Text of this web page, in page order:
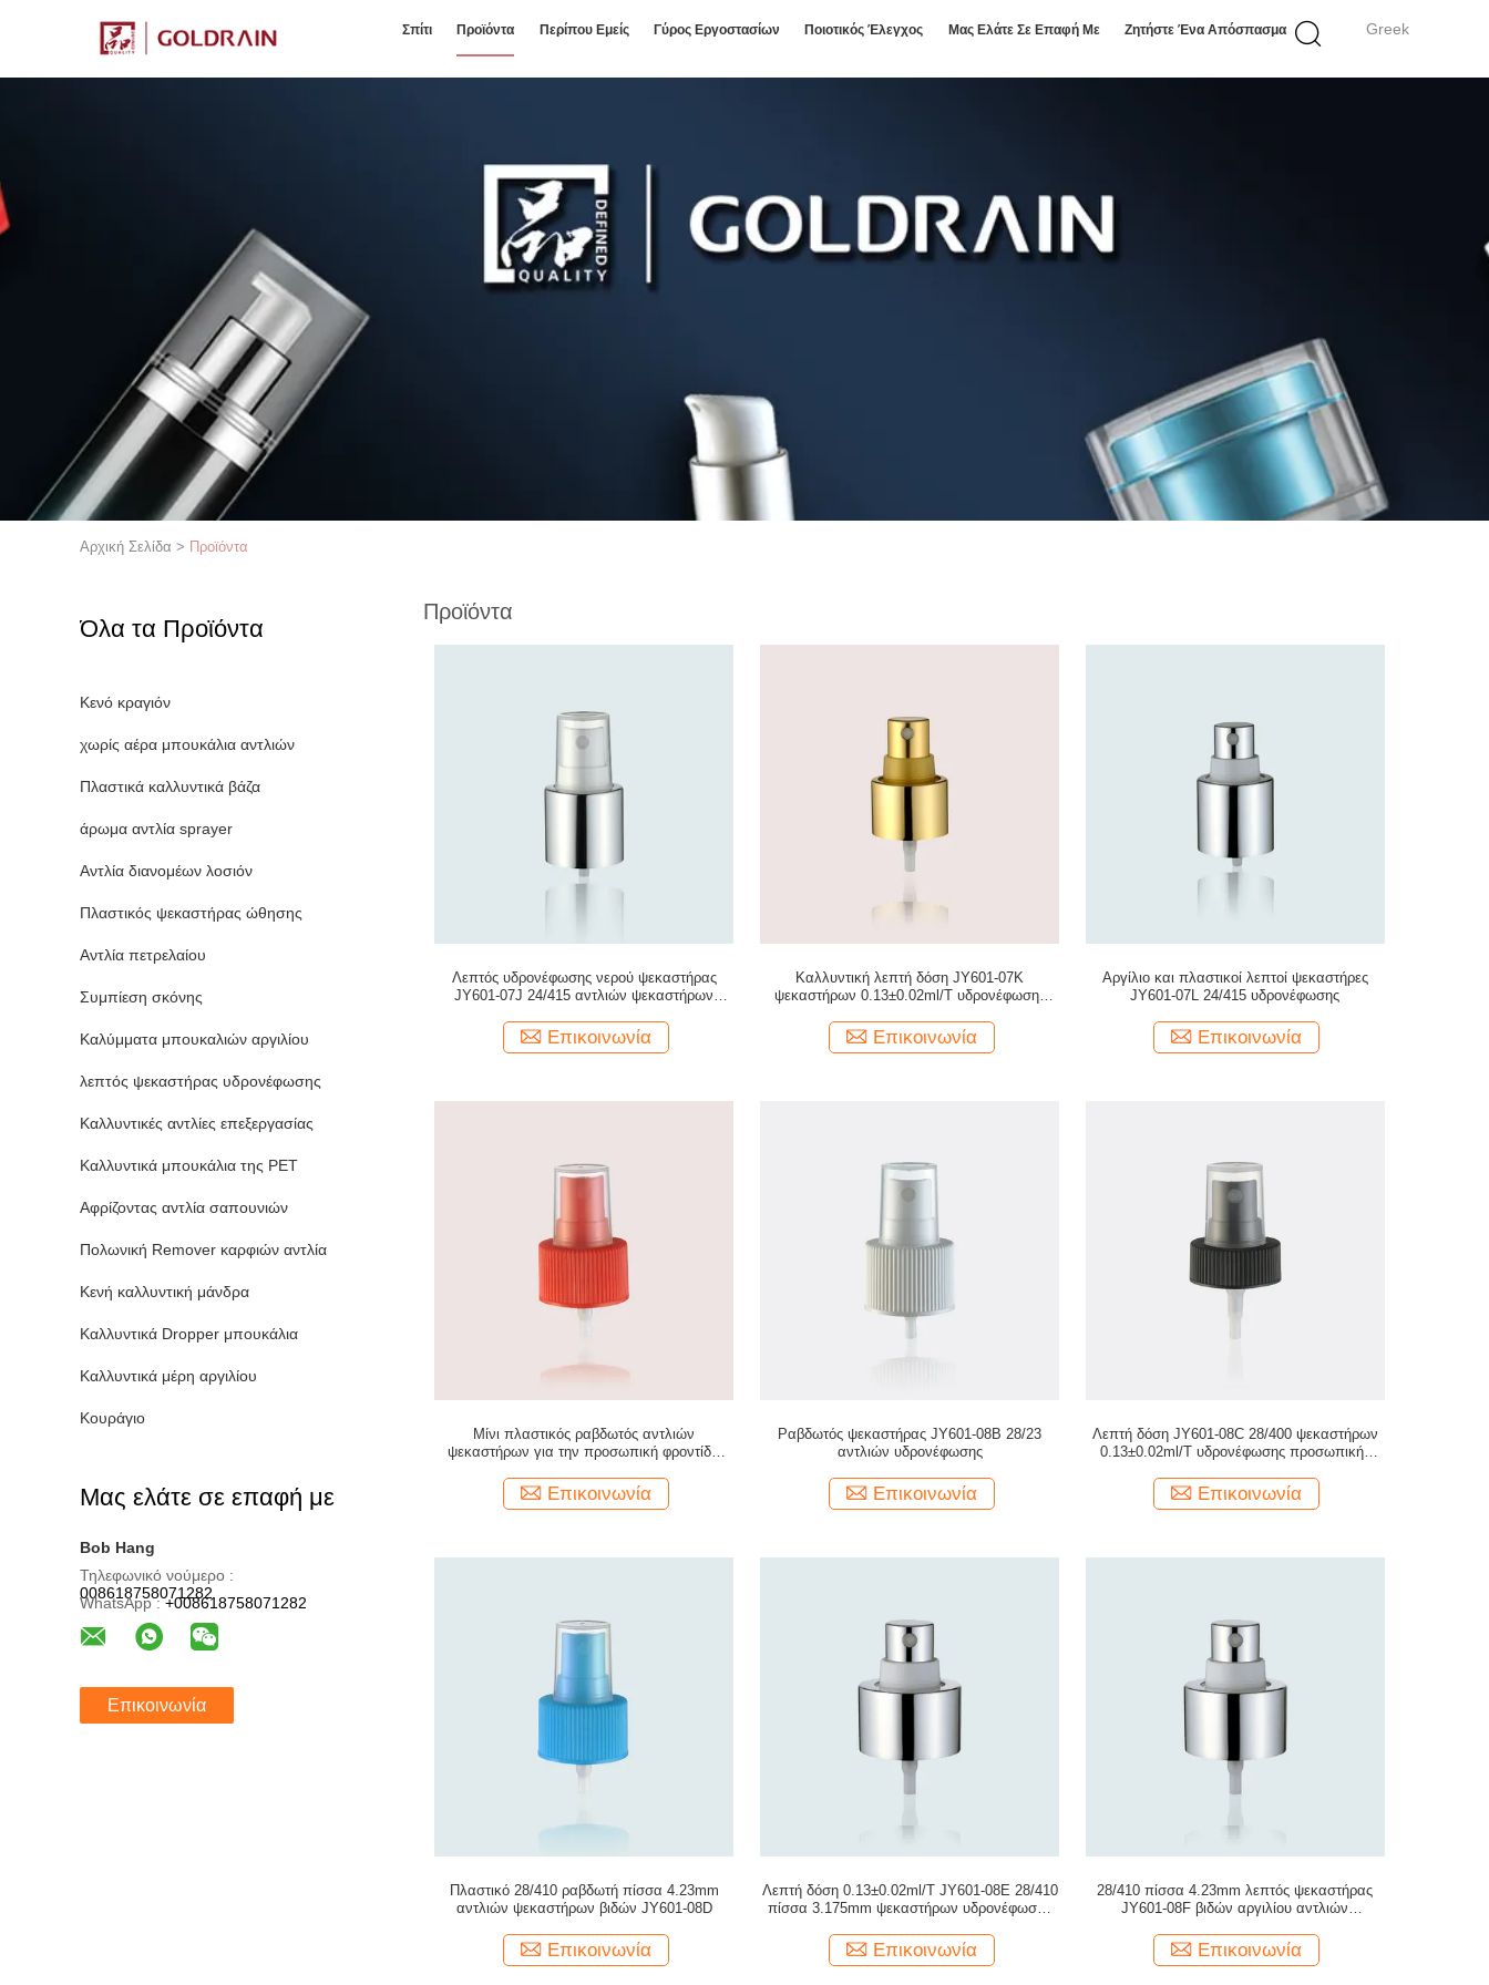
Greek
Σπίτι Προϊόντα Περίπου Εμείς Γύρος Εργοστασίων Ποιοτικός Έλεγχος Μας Ελάτε Σε Επαφή Με Ζητήστε Ένα Απόσπασμα
Αρχική Σελίδα > Προϊόντα
Όλα τα Προϊόντα
Κενό κραγιόν
χωρίς αέρα μπουκάλια αντλιών
Πλαστικά καλλυντικά βάζα
άρωμα αντλία sprayer
Αντλία διανομέων λοσιόν
Πλαστικός ψεκαστήρας ώθησης
Αντλία πετρελαίου
Συμπίεση σκόνης
Καλύμματα μπουκαλιών αργιλίου
λεπτός ψεκαστήρας υδρονέφωσης
Καλλυντικές αντλίες επεξεργασίας
Καλλυντικά μπουκάλια της PET
Αφρίζοντας αντλία σαπουνιών
Πολωνική Remover καρφιών αντλία
Κενή καλλυντική μάνδρα
Καλλυντικά Dropper μπουκάλια
Καλλυντικά μέρη αργιλίου
Κουράγιο
Μας ελάτε σε επαφή με
Bob Hang
Τηλεφωνικό νούμερο :
008618758071282
WhatsApp :+008618758071282
Επικοινωνία
Προϊόντα
Λεπτός υδρονέφωσης νερού ψεκαστήρας
JY601-07J 24/415 αντλιών ψεκαστήρων
Επικοινωνία
Καλλυντική λεπτή δόση JY601-07K
ψεκαστήρων 0.13±0.02ml/T υδρονέφωσης
Επικοινωνία
Αργίλιο και πλαστικοί λεπτοί ψεκαστήρες
JY601-07L 24/415 υδρονέφωσης
Επικοινωνία
Μίνι πλαστικός ραβδωτός αντλιών
ψεκαστήρων για την προσωπική φροντίδα
Επικοινωνία
Ραβδωτός ψεκαστήρας JY601-08B 28/23
αντλιών υδρονέφωσης
Επικοινωνία
Λεπτή δόση JY601-08C 28/400 ψεκαστήρων
0.13±0.02ml/T υδρονέφωσης προσωπικής
Επικοινωνία
Πλαστικό 28/410 ραβδωτή πίσσα 4.23mm
αντλιών ψεκαστήρων βιδών JY601-08D
Επικοινωνία
Λεπτή δόση 0.13±0.02ml/T JY601-08E 28/410
πίσσα 3.175mm ψεκαστήρων υδρονέφωσης
Επικοινωνία
28/410 πίσσα 4.23mm λεπτός ψεκαστήρας
JY601-08F βιδών αργιλίου αντλιών
Επικοινωνία